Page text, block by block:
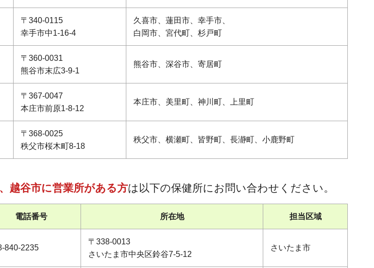
〒340-0115
幸手市中1-16-4
久喜市、蓮田市、幸手市、
白岡市、宮代町、杉戸町
〒360-0031
熊谷市末広3-9-1
熊谷市、深谷市、寄居町
〒367-0047
本庄市前原1-8-12
本庄市、美里町、神川町、上里町
〒368-0025
秩父市桜木町8-18
秩父市、横瀬町、皆野町、長瀞町、小鹿野町
越谷市に営業所がある方は以下の保健所にお問い合わせください。
電話番号 所在地 担当区域
840-2235
〒338-0013
さいたま市中央区鈴谷7-5-12
さいたま市